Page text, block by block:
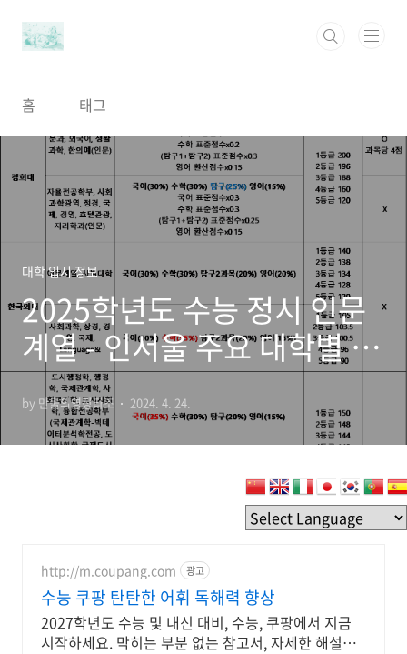
홈 태그
대학 입시 정보
2025학년도 수능 정시 인문
계열 - 인서울 주요 대학별 과
목 비중 정리 (연고대, 서성
한, 중경외시, 건동홍, 이대/
숙대)
by 만물의영장타조 2024. 4. 24.
http://m.coupang.com 광고
수능 쿠팡 탄탄한 어휘 독해력 향상
2027학년도 수능 및 내신 대비, 수능, 쿠팡에서 지금
시작하세요. 막히는 부분 없는 참고서, 자세한 해설로